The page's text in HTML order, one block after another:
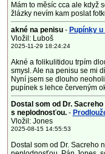
Mám to měsíc cca ale když
žlázky nevím kam poslat
akné na penisu- Pupínky
Vložil: Luboš
2025-11-29 18:24:24
Akné a folikulitidou trpím
smysl. Ale na penisu se mi
Nyní jsem se dlouho
pupínek s lehce červeným
Dostal som od Dr.
s neplodnosťou.-
Vložil: Jones
2025-08-15 14:55:53
Dostal som od Dr. Sacreho